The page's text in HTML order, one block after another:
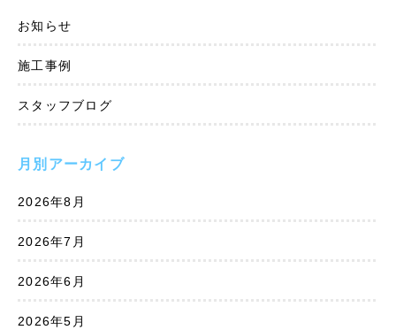
お知らせ
施工事例
スタッフブログ
月別アーカイブ
2026年8月
2026年7月
2026年6月
2026年5月